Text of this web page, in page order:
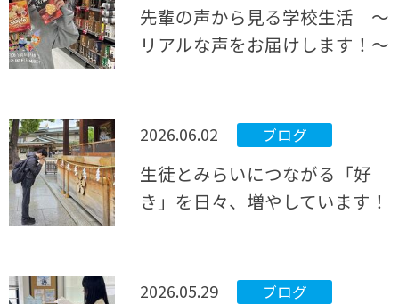
先輩の声から見る学校生活 ～
リアルな声をお届けします！～
2026.06.02 ブログ
生徒とみらいにつながる「好
き」を日々、増やしています！
2026.05.29 ブログ